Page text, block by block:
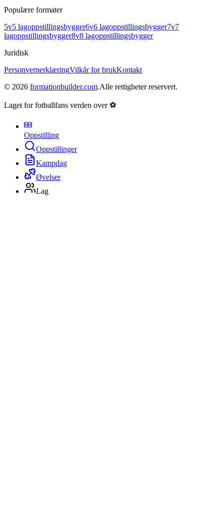
Populære formater
5v5 lagoppstillingsbygger6v6 lagoppstillingsbygger7v7
lagoppstillingsbygger8v8 lagoppstillingsbygger
Juridisk
PersonvernerklæringVilkår for brukKontakt
© 2026 formationbuilder.com.Alle rettigheter reservert.
Laget for fotballfans verden over ⚽
Oppstilling
Oppstillinger
Kampdag
Øvelser
Lag